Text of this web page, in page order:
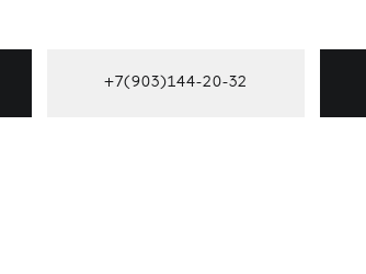
+7(903)144-20-32